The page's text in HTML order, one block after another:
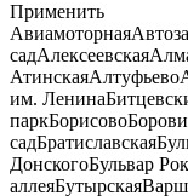
Применить
Авиамоторная
садАлексеевская
АтинскаяАлтуфьево
им. Ленина
паркБорисово
садБратиславская
ДонскогоБульвар
аллеяБутырская